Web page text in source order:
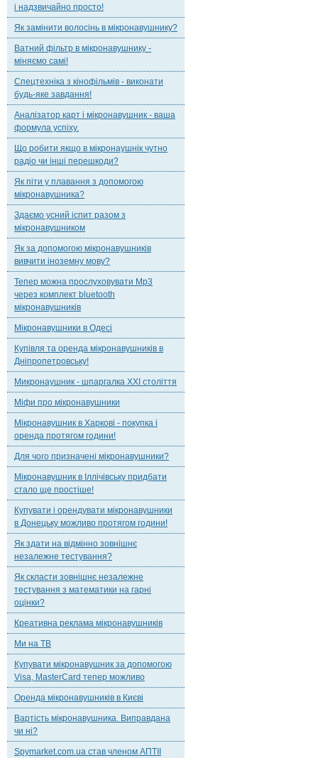
і надзвичайно просто!
Як замінити волосінь в мікронавушнику?
Ватний фільтр в мікронавушнику -
міняємо самі!
Спецтехніка з кінофільмів - виконати
будь-яке завдання!
Аналізатор карт і мікронавушник - ваша
формула успіху.
Що робити якщо в мікронаушнік чутно
радіо чи інші перешкоди?
Як піти у плавання з допомогою
мікронавушника?
Здаємо усний іспит разом з
мікронавушником
Як за допомогою мікронавушників
вивчити іноземну мову?
Тепер можна прослуховувати Mp3
через комплект bluetooth
мікронавушників
Мікронавушники в Одесі
Купівля та оренда мікронавушників в
Дніпропетровську!
Микронаушник - шпаргалка XXI століття
Міфи про мікронавушники
Мікронавушник в Харкові - покупка і
оренда протягом години!
Для чого призначені мікронавушники?
Мікронавушник в Іллічівську придбати
стало ще простіше!
Купувати і орендувати мікронавушники
в Донецьку можливо протягом години!
Як здати на відмінно зовнішнє
незалежне тестування?
Як скласти зовнішнє незалежне
тестування з математики на гарні
оцінки?
Креативна реклама мікронавушників
Ми на ТВ
Купувати мікронавушник за допомогою
Visa, MasterCard тепер можливо
Оренда мікронавушників в Києві
Вартість мікронавушника. Виправдана
чи ні?
Spymarket.com.ua став членом АПТІІ